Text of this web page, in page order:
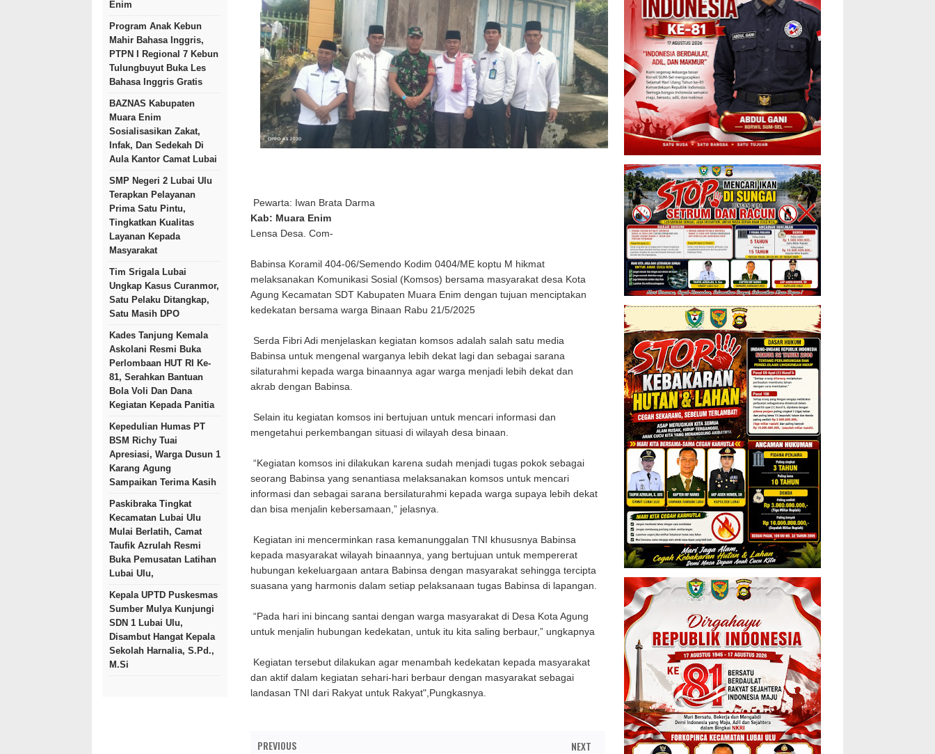
Enim
Program Anak Kebun
Mahir Bahasa Inggris,
PTPN I Regional 7 Kebun
Tulungbuyut Buka Les
Bahasa Inggris Gratis
BAZNAS Kabupaten
Muara Enim
Sosialisasikan Zakat,
Infak, Dan Sedekah Di
Aula Kantor Camat Lubai
SMP Negeri 2 Lubai Ulu
Terapkan Pelayanan
Prima Satu Pintu,
Tingkatkan Kualitas
Layanan Kepada
Masyarakat
Tim Srigala Lubai
Ungkap Kasus Curanmor,
Satu Pelaku Ditangkap,
Satu Masih DPO
Kades Tanjung Kemala
Askolani Resmi Buka
Perlombaan HUT RI Ke-
81, Serahkan Bantuan
Bola Voli Dan Dana
Kegiatan Kepada Panitia
Kepedulian Humas PT
BSM Richy Tuai
Apresiasi, Warga Dusun 1
Karang Agung
Sampaikan Terima Kasih
Paskibraka Tingkat
Kecamatan Lubai Ulu
Mulai Berlatih, Camat
Taufik Azrulah Resmi
Buka Pemusatan Latihan
Lubai Ulu,
Kepala UPTD Puskesmas
Sumber Mulya Kunjungi
SDN 1 Lubai Ulu,
Disambut Hangat Kepala
Sekolah Harnalia, S.Pd.,
M.Si
Pewarta: Iwan Brata Darma
Kab: Muara Enim
Lensa Desa. Com-
Babinsa Koramil 404-06/Semendo Kodim 0404/ME koptu M hikmat
melaksanakan Komunikasi Sosial (Komsos) bersama masyarakat desa Kota
Agung Kecamatan SDT Kabupaten Muara Enim dengan tujuan menciptakan
kedekatan bersama warga Binaan Rabu 21/5/2025
Serda Fibri Adi menjelaskan kegiatan komsos adalah salah satu media
Babinsa untuk mengenal warganya lebih dekat lagi dan sebagai sarana
silaturahmi kepada warga binaannya agar warga menjadi lebih dekat dan
akrab dengan Babinsa.
Selain itu kegiatan komsos ini bertujuan untuk mencari informasi dan
mengetahui perkembangan situasi di wilayah desa binaan.
“Kegiatan komsos ini dilakukan karena sudah menjadi tugas pokok sebagai
seorang Babinsa yang senantiasa melaksanakan komsos untuk mencari
informasi dan sebagai sarana bersilaturahmi kepada warga supaya lebih dekat
dan bisa menjalin kebersamaan,” jelasnya.
Kegiatan ini mencerminkan rasa kemanunggalan TNI khususnya Babinsa
kepada masyarakat wilayah binaannya, yang bertujuan untuk mempererat
hubungan kekeluargaan antara Babinsa dengan masyarakat sehingga tercipta
suasana yang harmonis dalam setiap pelaksanaan tugas Babinsa di lapangan.
“Pada hari ini bincang santai dengan warga masyarakat di Desa Kota Agung
untuk menjalin hubungan kedekatan, untuk itu kita saling berbaur,” ungkapnya
Kegiatan tersebut dilakukan agar menambah kedekatan kepada masyarakat
dan aktif dalam kegiatan sehari-hari berbaur dengan masyarakat sebagai
landasan TNI dari Rakyat untuk Rakyat",Pungkasnya.
PREVIOUS NEXT